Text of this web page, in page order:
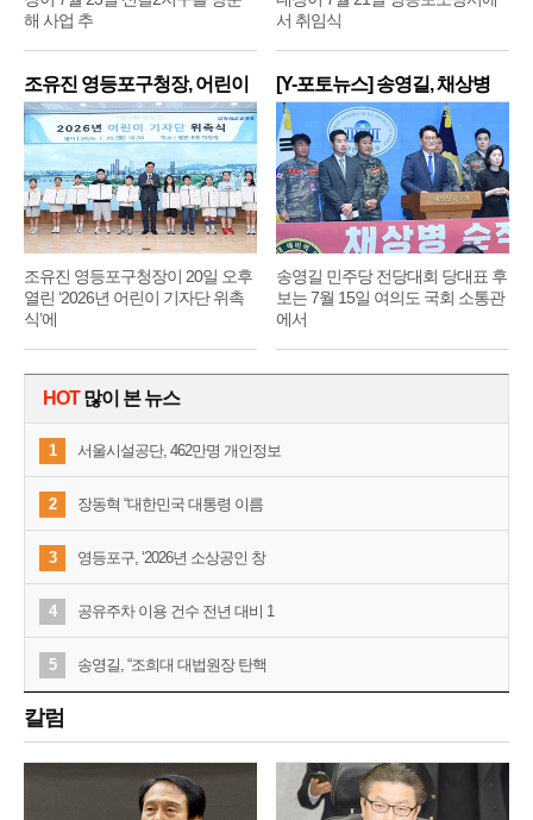
해 사업 추
서 취임식
조유진 영등포구청장, 어린이
기
조유진 영등포구청장이 20일 오후
열린 ‘2026년 어린이 기자단 위촉
식’에
[Y-포토뉴스] 송영길, 채상병
순
송영길 민주당 전당대회 당대표 후
보는 7월 15일 여의도 국회 소통관
에서
HOT많이 본 뉴스
1 서울시설공단, 462만명 개인정보
2 장동혁 “대한민국 대통령 이름
3 영등포구, ‘2026년 소상공인 창
4 공유주차 이용 건수 전년 대비 1
5 송영길, “조희대 대법원장 탄핵
칼럼